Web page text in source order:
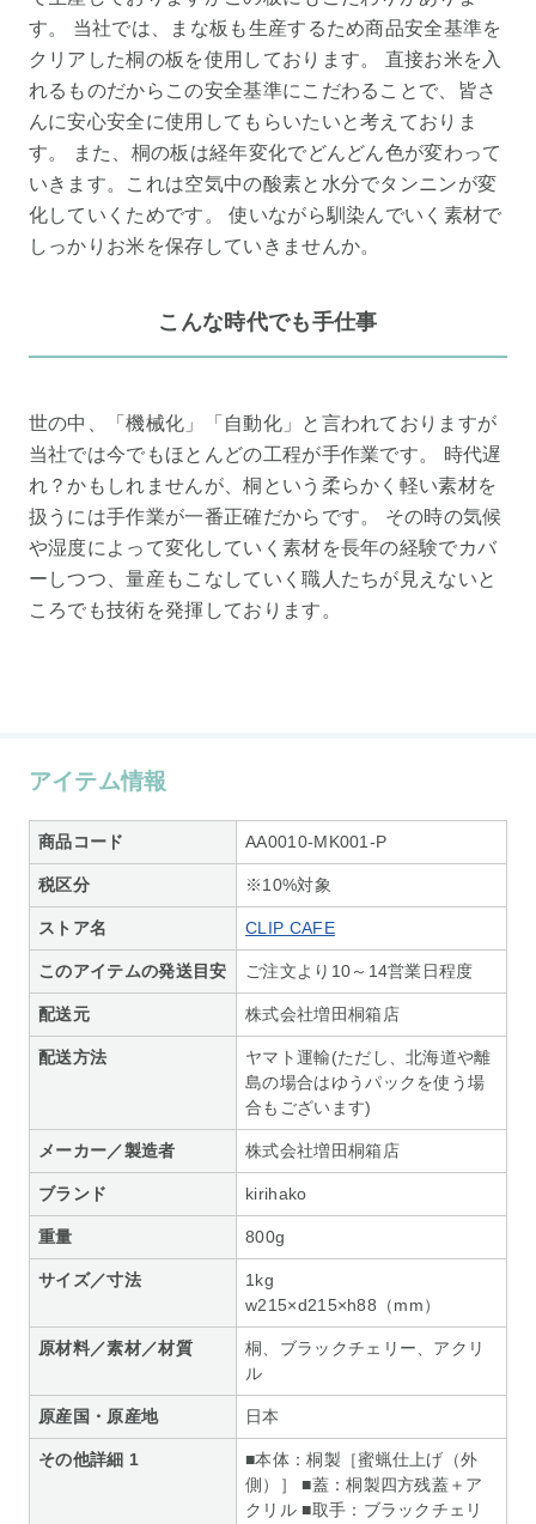
す。 当社では、まな板も生産するため商品安全基準を
クリアした桐の板を使用しております。 直接お米を入
れるものだからこの安全基準にこだわることで、皆さ
んに安心安全に使用してもらいたいと考えておりま
す。 また、桐の板は経年変化でどんどん色が変わって
いきます。これは空気中の酸素と水分でタンニンが変
化していくためです。 使いながら馴染んでいく素材で
しっかりお米を保存していきませんか。
こんな時代でも手仕事
世の中、「機械化」「自動化」と言われておりますが
当社では今でもほとんどの工程が手作業です。 時代遅
れ？かもしれませんが、桐という柔らかく軽い素材を
扱うには手作業が一番正確だからです。 その時の気候
や湿度によって変化していく素材を長年の経験でカバ
ーしつつ、量産もこなしていく職人たちが見えないと
ころでも技術を発揮しております。
アイテム情報
商品コード AA0010-MK001-P
税区分 ※10%対象
ストア名 CLIP CAFE
このアイテムの発送目安 ご注文より10～14営業日程度
配送元 株式会社増田桐箱店
配送方法
ヤマト運輸(ただし、北海道や離
島の場合はゆうパックを使う場
合もございます)
メーカー／製造者 株式会社増田桐箱店
ブランド kirihako
重量 800g
サイズ／寸法
1kg
w215×d215×h88（mm）
原材料／素材／材質
桐、ブラックチェリー、アクリ
ル
原産国・原産地 日本
その他詳細 1
■本体：桐製［蜜蝋仕上げ（外
側）］ ■蓋：桐製四方残蓋＋ア
クリル ■取手：ブラックチェリ